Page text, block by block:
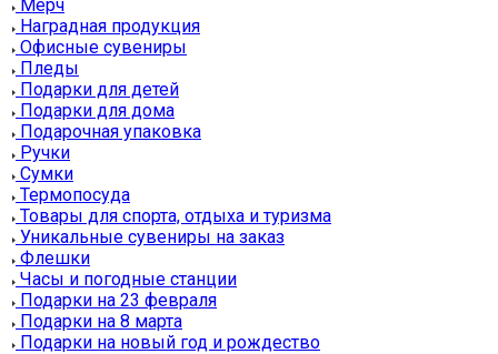
Мерч
Наградная продукция
Офисные сувениры
Пледы
Подарки для детей
Подарки для дома
Подарочная упаковка
Ручки
Сумки
Термопосуда
Товары для спорта, отдыха и туризма
Уникальные сувениры на заказ
Флешки
Часы и погодные станции
Подарки на 23 февраля
Подарки на 8 марта
Подарки на новый год и рождество